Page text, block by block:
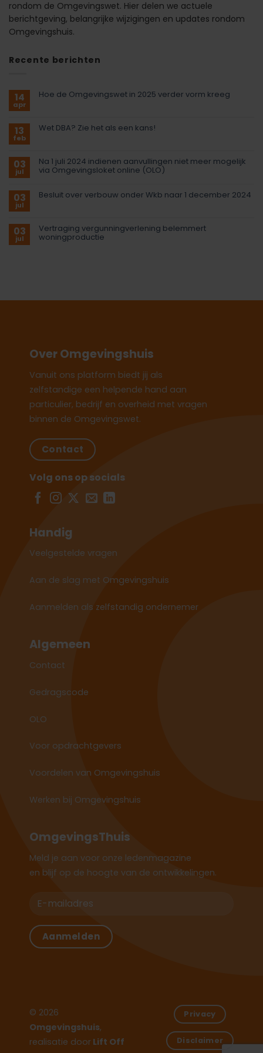
rondom de Omgevingswet. Hier delen we actuele
berichtgeving, belangrijke wijzigingen en updates rondom
Omgevingshuis.
Recente berichten
14
apr
Hoe de Omgevingswet in 2025 verder vorm kreeg
13
feb
Wet DBA? Zie het als een kans!
03
jul
Na 1 juli 2024 indienen aanvullingen niet meer mogelijk
via Omgevingsloket online (OLO)
03
jul
Besluit over verbouw onder Wkb naar 1 december 2024
03
jul
Vertraging vergunningverlening belemmert
woningproductie
Over Omgevingshuis
Vanuit ons platform biedt jij als
zelfstandige een helpende hand aan
particulier, bedrijf en overheid met vragen
binnen de Omgevingswet.
Contact
Volg ons op socials
Handig
Veelgestelde vragen
Aan de slag met Omgevingshuis
Aanmelden als zelfstandig ondernemer
Algemeen
Contact
Gedragscode
OLO
Voor opdrachtgevers
Voordelen van Omgevingshuis
Werken bij Omgevingshuis
OmgevingsThuis
Meld je aan voor onze ledenmagazine
en blijf op de hoogte van de ontwikkelingen.
© 2026
Omgevingshuis,
realisatie door Lift Off
Privacy
Disclaimer